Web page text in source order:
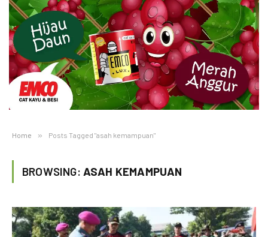
Home » Posts Tagged "asah kemampuan"
BROWSING: ASAH KEMAMPUAN